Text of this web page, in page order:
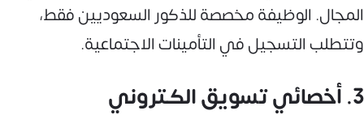
المجال. الوظيفة مخصصة للذكور السعوديين فقط،
وتتطلب التسجيل في التأمينات الاجتماعية.
3. أخصائي تسويق الكتروني